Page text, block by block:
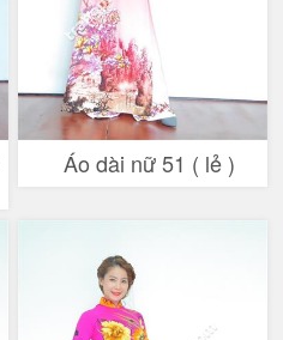
Áo dài nữ 51 ( lẻ )